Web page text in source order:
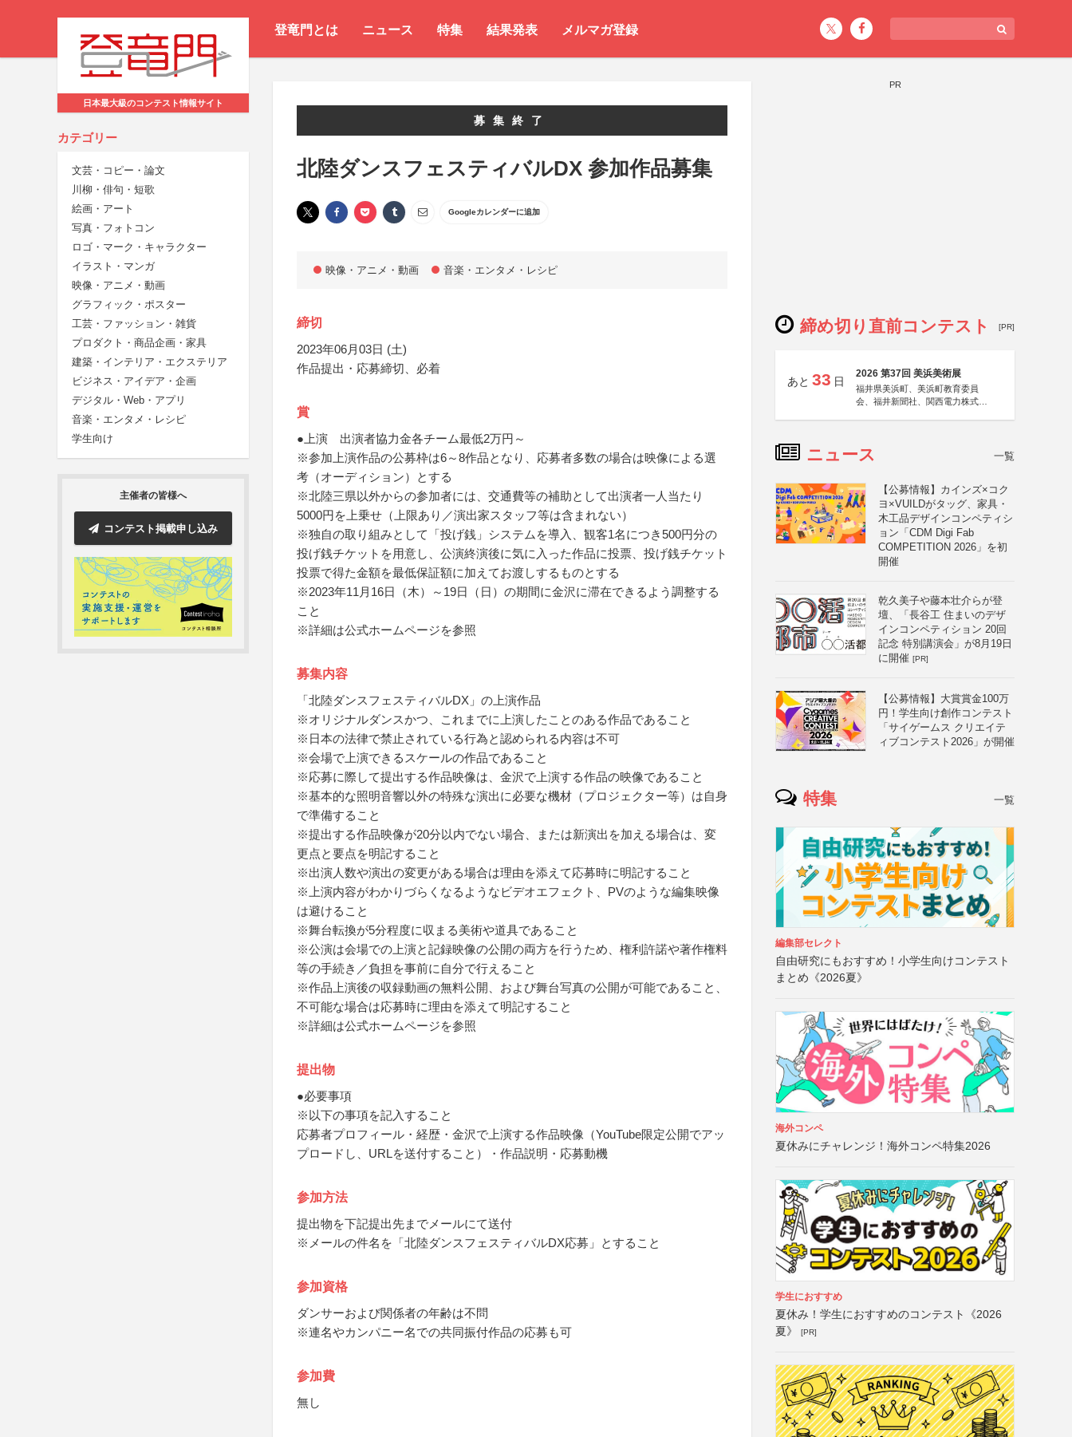
登竜門とは ニュース 特集 結果発表 メルマガ登録
日本最大級のコンテスト情報サイト
カテゴリー
文芸・コピー・論文
川柳・俳句・短歌
絵画・アート
写真・フォトコン
ロゴ・マーク・キャラクター
イラスト・マンガ
映像・アニメ・動画
グラフィック・ポスター
工芸・ファッション・雑貨
プロダクト・商品企画・家具
建築・インテリア・エクステリア
ビジネス・アイデア・企画
デジタル・Web・アプリ
音楽・エンタメ・レシピ
学生向け
主催者の皆様へ
コンテスト掲載申し込み
募集終了
北陸ダンスフェスティバルDX 参加作品募集
Googleカレンダーに追加
映像・アニメ・動画 音楽・エンタメ・レシピ
締切
2023年06月03日 (土)
作品提出・応募締切、必着
賞
●上演 出演者協力金各チーム最低2万円～
※参加上演作品の公募枠は6～8作品となり、応募者多数の場合は映像による選
考（オーディション）とする
※北陸三県以外からの参加者には、交通費等の補助として出演者一人当たり
5000円を上乗せ（上限あり／演出家スタッフ等は含まれない）
※独自の取り組みとして「投げ銭」システムを導入、観客1名につき500円分の
投げ銭チケットを用意し、公演終演後に気に入った作品に投票、投げ銭チケット
投票で得た金額を最低保証額に加えてお渡しするものとする
※2023年11月16日（木）～19日（日）の期間に金沢に滞在できるよう調整する
こと
※詳細は公式ホームページを参照
募集内容
「北陸ダンスフェスティバルDX」の上演作品
※オリジナルダンスかつ、これまでに上演したことのある作品であること
※日本の法律で禁止されている行為と認められる内容は不可
※会場で上演できるスケールの作品であること
※応募に際して提出する作品映像は、金沢で上演する作品の映像であること
※基本的な照明音響以外の特殊な演出に必要な機材（プロジェクター等）は自身
で準備すること
※提出する作品映像が20分以内でない場合、または新演出を加える場合は、変
更点と要点を明記すること
※出演人数や演出の変更がある場合は理由を添えて応募時に明記すること
※上演内容がわかりづらくなるようなビデオエフェクト、PVのような編集映像
は避けること
※舞台転換が5分程度に収まる美術や道具であること
※公演は会場での上演と記録映像の公開の両方を行うため、権利許諾や著作権料
等の手続き／負担を事前に自分で行えること
※作品上演後の収録動画の無料公開、および舞台写真の公開が可能であること、
不可能な場合は応募時に理由を添えて明記すること
※詳細は公式ホームページを参照
提出物
●必要事項
※以下の事項を記入すること
応募者プロフィール・経歴・金沢で上演する作品映像（YouTube限定公開でアッ
プロードし、URLを送付すること）・作品説明・応募動機
参加方法
提出物を下記提出先までメールにて送付
※メールの件名を「北陸ダンスフェスティバルDX応募」とすること
参加資格
ダンサーおよび関係者の年齢は不問
※連名やカンパニー名での共同振付作品の応募も可
参加費
無し
PR
締め切り直前コンテスト [PR]
あと 33 日
2026 第37回 美浜美術展
福井県美浜町、美浜町教育委員
会、福井新聞社、関西電力株式会
ニュース 一覧
【公募情報】カインズ×コク
ヨ×VUILDがタッグ、家具・
木工品デザインコンペティシ
ョン「CDM Digi Fab
COMPETITION 2026」を初
開催
乾久美子や藤本壮介らが登
壇、「長谷工 住まいのデザ
インコンペティション 20回
記念 特別講演会」が8月19日
に開催 [PR]
【公募情報】大賞賞金100万
円！学生向け創作コンテスト
「サイゲームス クリエイテ
ィブコンテスト2026」が開催
特集 一覧
編集部セレクト
自由研究にもおすすめ！小学生向けコンテスト
まとめ《2026夏》
海外コンペ
夏休みにチャレンジ！海外コンペ特集2026
学生におすすめ
夏休み！学生におすすめのコンテスト《2026
夏》
[PR]